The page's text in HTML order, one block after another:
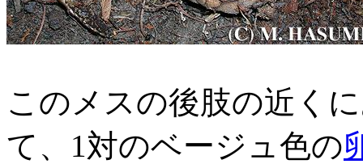
このメスの後肢の近く
て、1対のベージュ色の